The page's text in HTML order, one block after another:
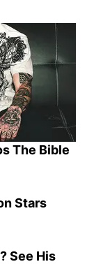
The Bible
Stars
See His